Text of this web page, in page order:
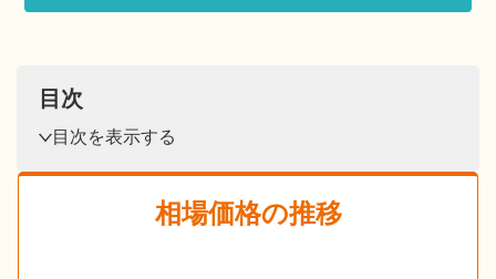
目次
目次を表示する
相場価格の推移